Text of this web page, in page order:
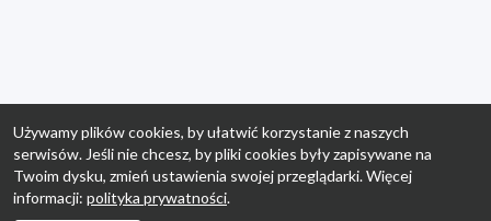
Używamy plików cookies, by ułatwić korzystanie z naszych
serwisów. Jeśli nie chcesz, by pliki cookies były zapisywane na
Twoim dysku, zmień ustawienia swojej przeglądarki. Więcej
informacji: polityka prywatności.